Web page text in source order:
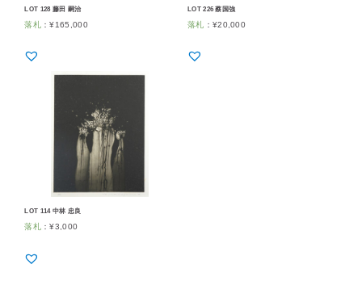
LOT 128 藤田 嗣治
落札 ：¥165,000
LOT 226 蔡国強
落札 ： ¥20,000
LOT 114 中林 忠良
落札 ：¥3,000